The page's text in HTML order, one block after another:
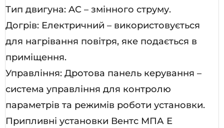
Тип двигуна: AC – змінного струму.
Догрів: Електричний – використовується
для нагрівання повітря, яке подається в
приміщення.
Управління: Дротова панель керування –
система управління для контролю
параметрів та режимів роботи установки.
Припливні установки Вентс МПА Е